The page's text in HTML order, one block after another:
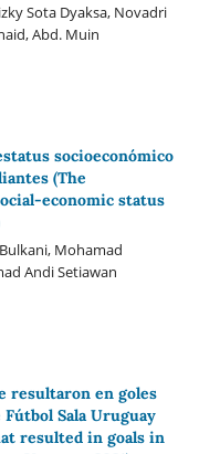
Sota Dyaksa, Novadri
Abd. Muin
socioeconómico
(The
economic status
Mohamad
Andi Setiawan
resultaron en goles
Sala Uruguay
resulted in goals in